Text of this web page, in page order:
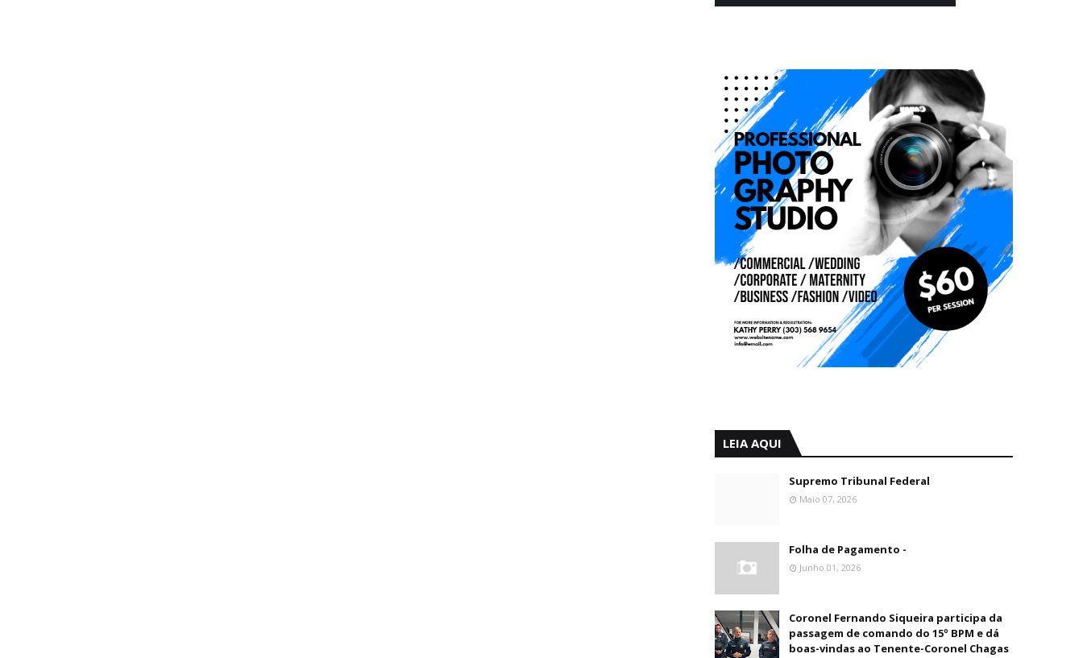
LEIA AQUI
Supremo Tribunal Federal
Maio 07, 2026
Folha de Pagamento -
Junho 01, 2026
Coronel Fernando Siqueira participa da
passagem de comando do 15º BPM e dá
boas-vindas ao Tenente-Coronel Chagas